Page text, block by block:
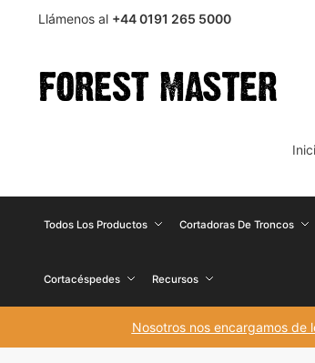
Llámenos al +44 0191 265 5000
Todos Los Productos Cortadoras De Troncos
Cortacéspedes Recursos
Nosotros nos encargamos de